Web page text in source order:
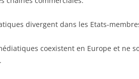
divergent dans les Etats-
coexistent en Europe et ne